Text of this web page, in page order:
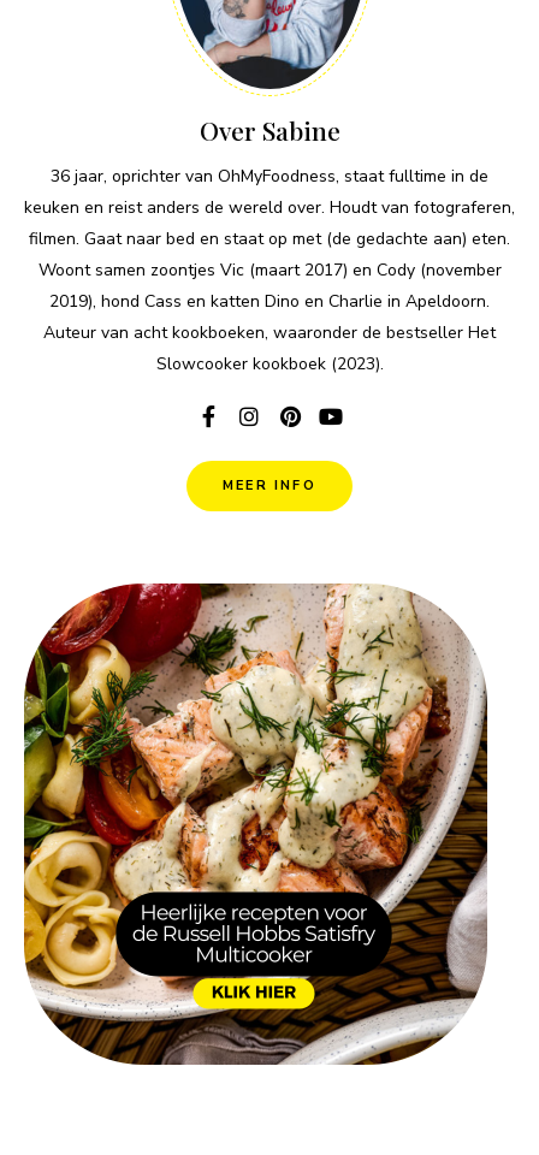
Over Sabine
36 jaar, oprichter van OhMyFoodness, staat fulltime in de
keuken en reist anders de wereld over. Houdt van fotograferen,
filmen. Gaat naar bed en staat op met (de gedachte aan) eten.
Woont samen zoontjes Vic (maart 2017) en Cody (november
2019), hond Cass en katten Dino en Charlie in Apeldoorn.
Auteur van acht kookboeken, waaronder de bestseller Het
Slowcooker kookboek (2023).
MEER INFO